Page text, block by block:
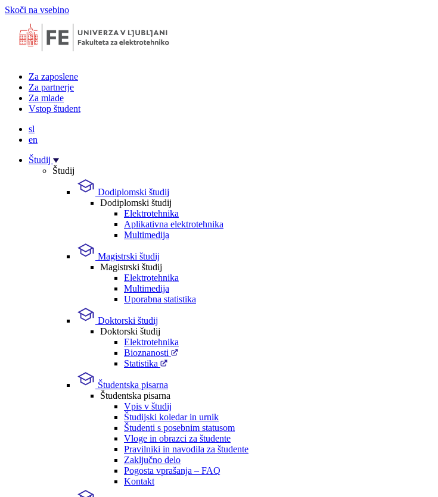
Skoči na vsebino
Za zaposlene
Za partnerje
Za mlade
Vstop študent
sl
en
Študij
Študij
Dodiplomski študij
Dodiplomski študij
Elektrotehnika
Aplikativna elektrotehnika
Multimedija
Magistrski študij
Magistrski študij
Elektrotehnika
Multimedija
Uporabna statistika
Doktorski študij
Doktorski študij
Elektrotehnika
Bioznanosti
Statistika
Študentska pisarna
Študentska pisarna
Vpis v študij
Študijski koledar in urnik
Študenti s posebnim statusom
Vloge in obrazci za študente
Pravilniki in navodila za študente
Zaključno delo
Pogosta vprašanja – FAQ
Kontakt